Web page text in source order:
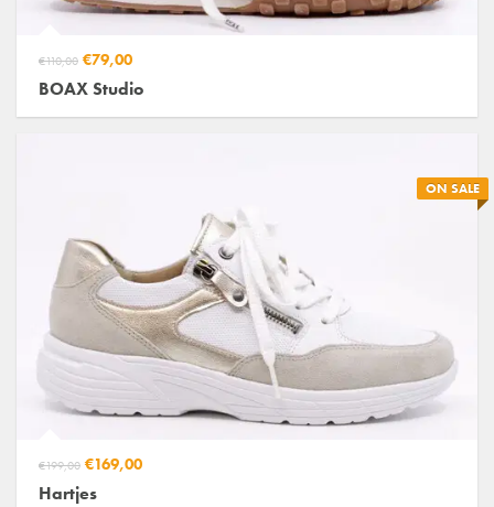
€110,00 €79,00
BOAX Studio
ON SALE
€199,00 €169,00
Hartjes